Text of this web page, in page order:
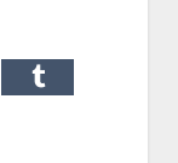
Tumblr